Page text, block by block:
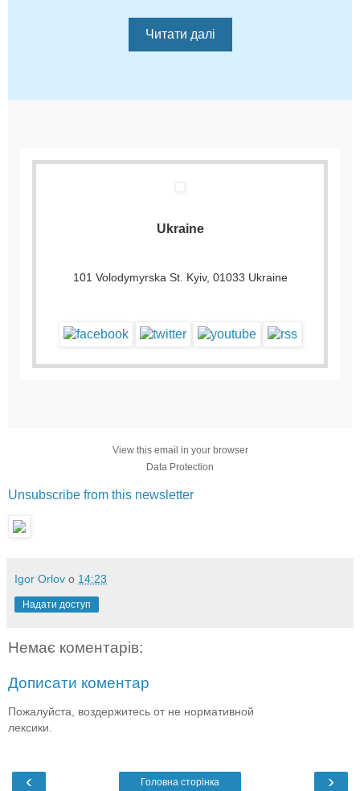
Читати далі
Ukraine
101 Volodymyrska St. Kyiv, 01033 Ukraine
View this email in your browser
Data Protection
Unsubscribe from this newsletter
Igor Orlov о 14:23
Надати доступ
Немає коментарів:
Дописати коментар
Пожалуйста, воздержитесь от не нормативной
лексики.
‹ ›
Головна сторінка